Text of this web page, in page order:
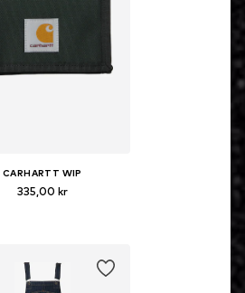
CARHARTT WIP
335,00 kr